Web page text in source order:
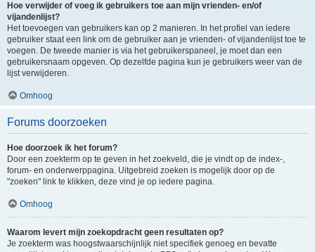
Hoe verwijder of voeg ik gebruikers toe aan mijn vrienden- en/of
vijandenlijst?
Het toevoegen van gebruikers kan op 2 manieren. In het profiel van iedere
gebruiker staat een link om de gebruiker aan je vrienden- of vijandenlijst toe te
voegen. De tweede manier is via het gebruikerspaneel, je moet dan een
gebruikersnaam opgeven. Op dezelfde pagina kun je gebruikers weer van de
lijst verwijderen.
Omhoog
Forums doorzoeken
Hoe doorzoek ik het forum?
Door een zoekterm op te geven in het zoekveld, die je vindt op de index-,
forum- en onderwerppagina. Uitgebreid zoeken is mogelijk door op de
"zoeken" link te klikken, deze vind je op iedere pagina.
Omhoog
Waarom levert mijn zoekopdracht geen resultaten op?
Je zoekterm was hoogstwaarschijnlijk niet specifiek genoeg en bevatte